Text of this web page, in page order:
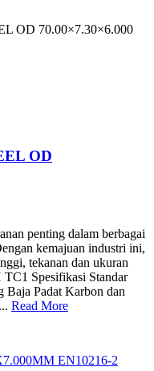
OD 70.00×7.30×6.000
OD
penting dalam berbagai
kemajuan industri ini,
tekanan dan ukuran
Spesifikasi Standar
Baja Padat Karbon dan
Read More
EN10216-2